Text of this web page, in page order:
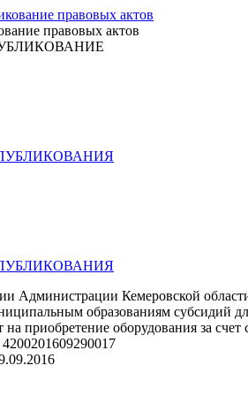
правовых актов
Администрации Кемеровской
образованиям субсидий
приобретение оборудования за
4200201609290017